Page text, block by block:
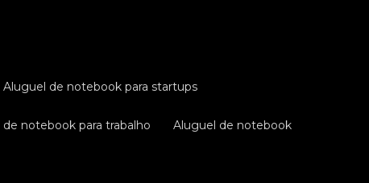
aluguel de notebook para startups
de notebook para trabalho aluguel de notebook